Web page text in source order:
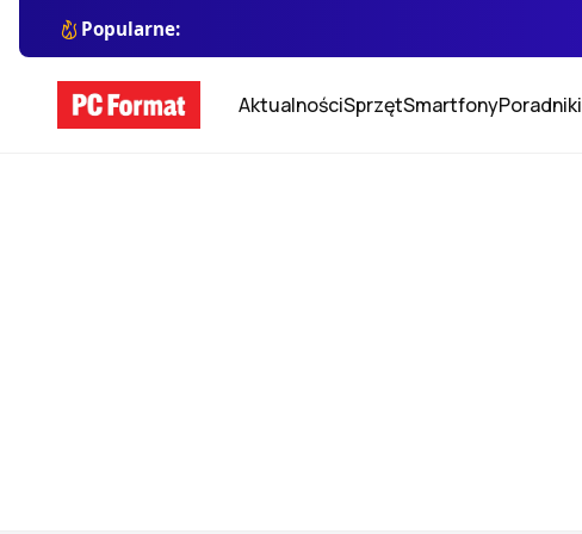
Popularne:
AktualnościSprzętSmartfonyPoradniki